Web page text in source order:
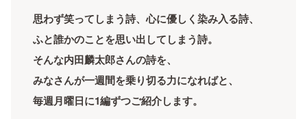
思わず笑ってしまう詩、心に優しく染み入る詩、
ふと誰かのことを思い出してしまう詩。
そんな内田麟太郎さんの詩を、
みなさんが一週間を乗り切る力になればと、
毎週月曜日に1編ずつご紹介します。